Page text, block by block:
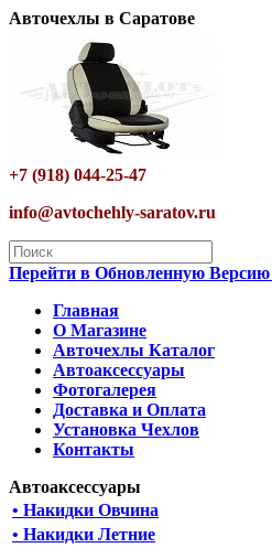
Авточехлы в Саратове
+7 (918) 044-25-47
info@avtochehly-saratov.ru
Перейти в Обновленную
Главная
О Магазине
Авточехлы Каталог
Автоаксессуары
Фотогалерея
Доставка и Оплата
Установка Чехлов
Контакты
Автоаксессуары
• Накидки Овчина
• Накидки Летние